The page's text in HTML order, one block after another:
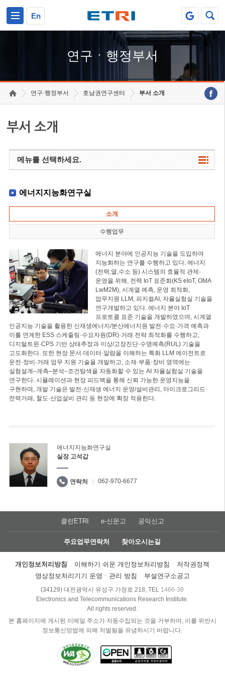
En
연구ㆍ행정부서
연구·행정부서 호남권연구센터 부서 소개
부서 소개
메뉴를 선택하세요.
에너지지능화연구실
소개
수행업무
에너지 분야에 인공지능 기술을 도입하여
지능화하는 연구를 수행하고 있다. 에너지
(전력,열,수소 등) 시스템의 효율적 관제·
운영을 위해, 전력 IoT 표준화(KS eIoT, OMA
LwM2M), 시계열 예측, 운영 최적화,
업무지원 LLM, 피지컬AI, 자율실험실 기술을
연구개발하고 있다. 에너지 분야 IoT
프로토콜 표준 기술을 개발하였으며, 시계열
인공지능 기술을 활용한 신재생에너지/분산에너지원 발전·수요·가격 예측과
이를 연계한 ESS 스케줄링·수요자원(DR)·거래 전략 최적화를 수행하고,
디지털트윈·CPS 기반 상태추정과 이상/고장진단·수명예측(RUL) 기술을
고도화한다. 또한 현장 문서·데이터·알람을 이해하는 특화 LLM 에이전트로
운전·정비·거래 업무 지원 기술을 개발하고, 소재·부품·장비 영역에는
실험설계–계측–분석–조건탐색을 자동화할 수 있는 AI 자율실험실 기술을
연구한다. 시뮬레이션과 현장 피드백을 통해 신뢰 가능한 운영지능을
구현하며, 개발 기술은 발전·신재생 에너지 운영/설비관리, 마이크로그리드·
전력거래, 철도·산업설비 관리 등 현장에 확장 적용한다.
에너지지능화연구실
실장 고석갑
연락처 062-970-6677
클린ETRI e-신문고 공익신고
주요업무연락처 찾아오시는길
개인정보처리방침 이해하기 쉬운 개인정보처리방침
저작권정책
영상정보처리기기 운영ㆍ관리 방침
부설연구소공고
(34129) 대전광역시 유성구 가정로 218, TEL 1466-38
Electronics and Telecommunications Research Institute.
All rights reserved.
본 홈페이지에 게시된 이메일 주소가 자동수집되는 것을 거부하며, 이를 위반시
정보통신망법에 의해 처벌됨을 유념하시기 바랍니다.